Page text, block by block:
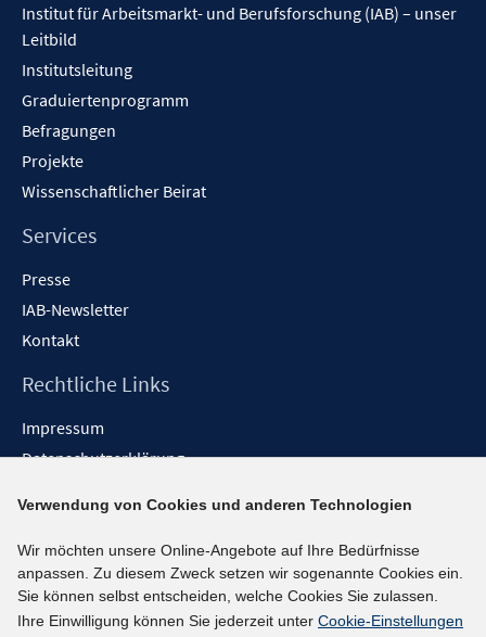
Institut für Arbeitsmarkt- und Berufsforschung (IAB) – unser
Leitbild
Institutsleitung
Graduiertenprogramm
Befragungen
Projekte
Wissenschaftlicher Beirat
Services
Presse
IAB-Newsletter
Kontakt
Rechtliche Links
Impressum
Datenschutzerklärung
Barrieren melden
Social-Media-Kanäle
BlueSky
Verwendung von Cookies und anderen Technologien
Wir möchten unsere Online-Angebote auf Ihre Bedürfnisse
anpassen. Zu diesem Zweck setzen wir sogenannte Cookies ein.
Sie können selbst entscheiden, welche Cookies Sie zulassen.
Ihre Einwilligung können Sie jederzeit unter Cookie-Einstellungen